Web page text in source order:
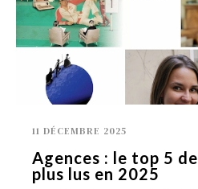
11 DÉCEMBRE 2025
Agences : le top 5
plus lus en 2025